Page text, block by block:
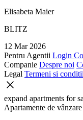
Elisabeta Maier
BLITZ
12 Mar 2026
Pentru Agentii Login
Companie Despre noi
Legal Termeni si conditii
expand apartments for
Apartamente de vânzare